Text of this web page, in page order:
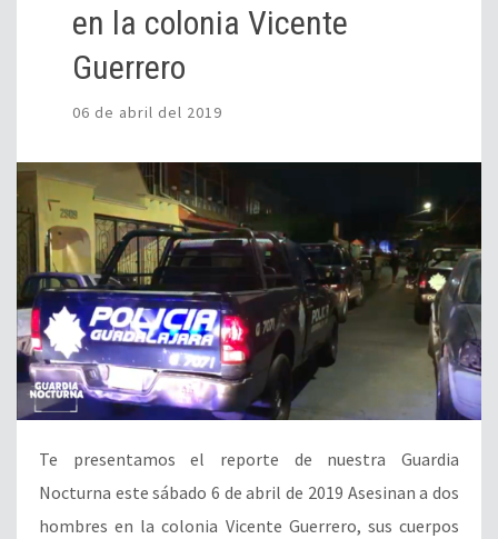
en la colonia Vicente
Guerrero
06 de abril del 2019
Te presentamos el reporte de nuestra Guardia
Nocturna este sábado 6 de abril de 2019 Asesinan a dos
hombres en la colonia Vicente Guerrero, sus cuerpos